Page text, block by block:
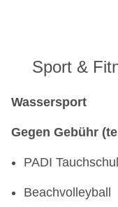
Sport &
Wassersport
Gegen Gebühr
PADI
Beachvolleyball